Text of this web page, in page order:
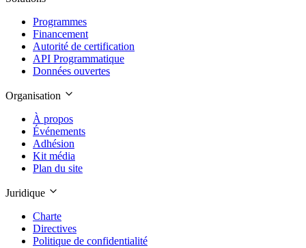
Programmes
Financement
Autorité de certification
API Programmatique
Données ouvertes
Organisation
À propos
Événements
Adhésion
Kit média
Plan du site
Juridique
Charte
Directives
Politique de confidentialité